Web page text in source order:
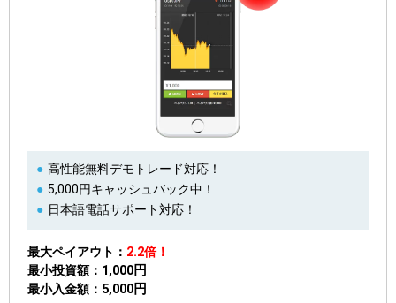
高性能無料デモトレード対応！
5,000円キャッシュバック中！
日本語電話サポート対応！
最大ペイアウト
2.2倍！
最小投資額
1,000円
最小入金額 5,000円